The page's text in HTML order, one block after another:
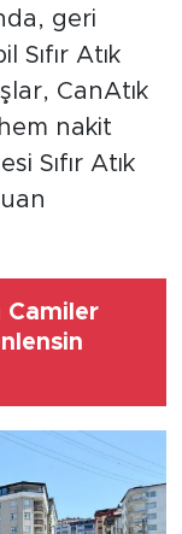
geri
Sıfır Atık
CanAtık
nakit
Sıfır Atık
Camiler